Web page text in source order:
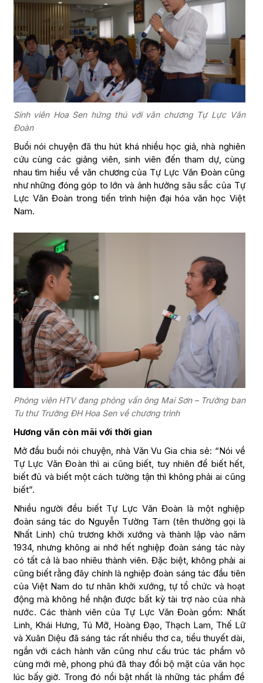
Sinh viên Hoa Sen hứng thú với văn chương Tự Lực Văn
Đoàn
Buổi nói chuyện đã thu hút khá nhiều học giả, nhà nghiên
cứu cùng các giảng viên, sinh viên đến tham dự, cùng
nhau tìm hiểu về văn chương của Tự Lực Văn Đoàn cũng
như những đóng góp to lớn và ảnh hưởng sâu sắc của Tự
Lực Văn Đoàn trong tiến trình hiện đại hóa văn học Việt
Nam.
Phóng viên HTV đang phỏng vấn ông Mai Sơn – Trưởng ban
Tu thư Trường ĐH Hoa Sen về chương trình
Hương văn còn mãi với thời gian
Mở đầu buổi nói chuyện, nhà Văn Vu Gia chia sẻ: “Nói về
Tự Lực Văn Đoàn thì ai cũng biết, tuy nhiên để biết hết,
biết đủ và biết một cách tường tận thì không phải ai cũng
biết”.
Nhiều người đều biết Tự Lực Văn Đoàn là một nghiệp
đoàn sáng tác do Nguyễn Tường Tam (tên thường gọi là
Nhất Linh) chủ trương khởi xướng và thành lập vào năm
1934, nhưng không ai nhớ hết nghiệp đoàn sáng tác này
có tất cả là bao nhiêu thành viên. Đặc biệt, không phải ai
cũng biết rằng đây chính là nghiệp đoàn sáng tác đầu tiên
của Việt Nam do tư nhân khởi xướng, tự tổ chức và hoạt
động mà không hề nhận được bất kỳ tài trợ nào của nhà
nước. Các thành viên của Tự Lực Văn Đoàn gồm: Nhất
Linh, Khái Hưng, Tú Mỡ, Hoàng Đạo, Thạch Lam, Thế Lữ
và Xuân Diệu đã sáng tác rất nhiều thơ ca, tiểu thuyết dài,
ngắn với cách hành văn cũng như cấu trúc tác phẩm vô
cùng mới mẻ, phong phú đã thay đổi bộ mặt của văn học
lúc bấy giờ. Trong đó nổi bật nhất là những tác phẩm đề